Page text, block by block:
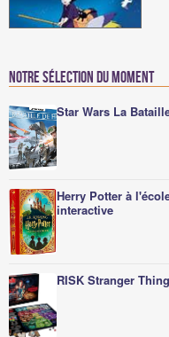
Notre sélection du moment
Star Wars La
Herry Potter à
interactive
RISK Stranger